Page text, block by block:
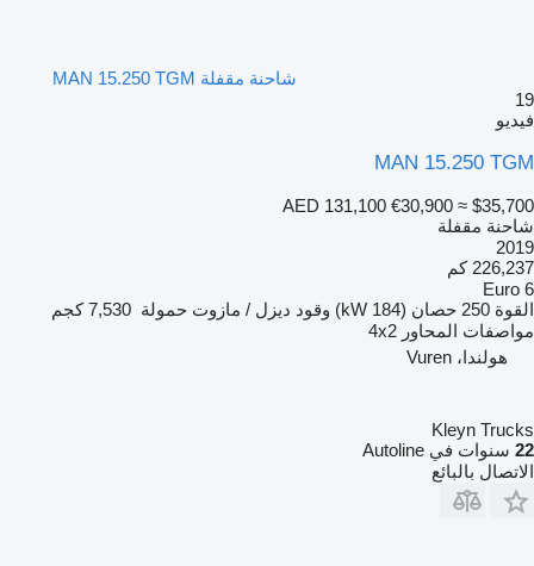
شاحنة مقفلة MAN 15.250 TGM
19
فيديو
MAN 15.250 TGM
AED 131,100 €30,900 ≈ $35,700
شاحنة مقفلة
2019
226,237 كم
Euro 6
القوة 250 حصان (184 kW) وقود ديزل / مازوت حمولة 7,530 كجم
مواصفات المحاور 4x2
هولندا، Vuren
Kleyn Trucks
22 سنوات في Autoline
الاتصال بالبائع